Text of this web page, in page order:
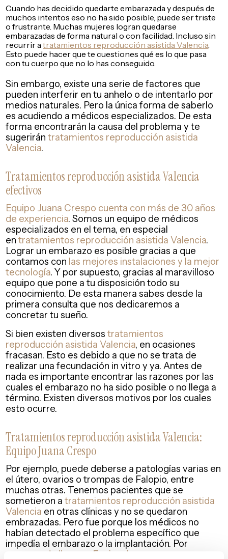
Cuando has decidido quedarte embarazada y después de
muchos intentos eso no ha sido posible, puede ser triste
o frustrante. Muchas mujeres logran quedarse
embarazadas de forma natural o con facilidad. Incluso sin
recurrir atratamientos reproducción asistida Valencia
Esto puede hacer que te cuestiones qué es lo que pasa
con tu cuerpo que no lo has conseguido.
Sin embargo, existe una serie de factores que
pueden interferir en tu anhelo o de intentarlo por
medios naturales. Pero la única forma de saberlo
es acudiendo a médicos especializados. De esta
forma encontrarán la causa del problema y te
sugerirántratamientos reproducción asistida
Valencia.
Tratamientos reproducción asistida Valencia
efectivos
Equipo Juana Crespo cuenta con más de 30 años
de experiencia. Somos un equipo de médicos
especializados en el tema, en especial
entratamientos reproducción asistida Valencia.
Lograr un embarazo es posible gracias a que
contamos con las mejores instalaciones y la mejor
tecnología. Y por supuesto, gracias al maravilloso
equipo que pone a tu disposición todo su
conocimiento. De esta manera sabes desde la
primera consulta que nos dedicaremos a
concretar tu sueño.
Si bien existen diversostratamientos
reproducción asistida Valencia, en ocasiones
fracasan. Esto es debido a que no se trata de
realizar una fecundación in vitro y ya. Antes de
nada es importante encontrar las razones por las
cuales el embarazo no ha sido posible o no llega a
término. Existen diversos motivos por los cuales
esto ocurre.
Tratamientos reproducción asistida Valencia:
Equipo Juana Crespo
Por ejemplo, puede deberse a patologías varias en
el útero, ovarios o trompas de Falopio, entre
muchas otras. Tenemos pacientes que se
sometieron a tratamientos reproducción asistida
Valencia en otras clínicas y no se quedaron
embrazadas. Pero fue porque los médicos no
habían detectado el problema específico que
impedía el embarazo o la implantación. Por
cuando llegas a Equipo Juana